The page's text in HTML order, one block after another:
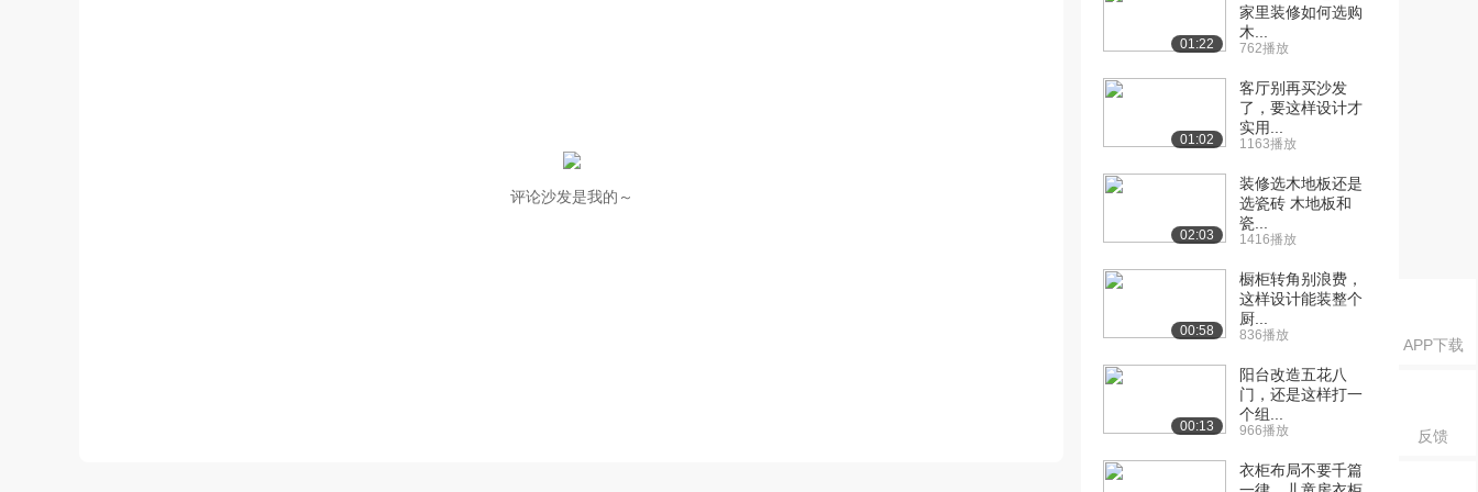
APP下载
反馈
评论沙发是我的～
01:22
家里装修如何选购
木...
762播放
01:02
客厅别再买沙发
了，要这样设计才
实用...
1163播放
02:03
装修选木地板还是
选瓷砖 木地板和
瓷...
1416播放
00:58
橱柜转角别浪费，
这样设计能装整个
厨...
836播放
00:13
阳台改造五花八
门，还是这样打一
个组...
966播放
衣柜布局不要千篇